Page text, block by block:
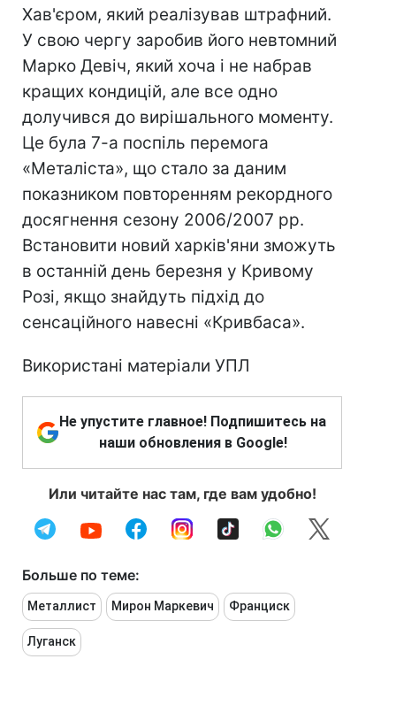
Хав'єром, який реалізував штрафний.
У свою чергу заробив його невтомний
Марко Девіч, який хоча і не набрав
кращих кондицій, але все одно
долучився до вирішального моменту.
Це була 7-а поспіль перемога
«Металіста», що стало за даним
показником повторенням рекордного
досягнення сезону 2006/2007 рр.
Встановити новий харків'яни зможуть
в останній день березня у Кривому
Розі, якщо знайдуть підхід до
сенсаційного навесні «Кривбаса».
Використані матеріали УПЛ
Не упустите главное! Подпишитесь на
наши обновления в Google!
Или читайте нас там, где вам удобно!
Больше по теме:
Металлист Мирон Маркевич Франциск
Луганск